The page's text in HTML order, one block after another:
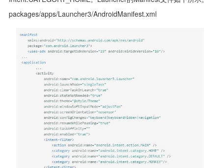
packages/apps/Launcher3/AndroidManifest.xml